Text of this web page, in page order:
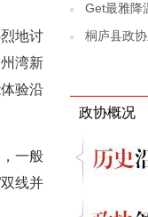
地讨
湾新
验沿
一般
线并
Get最雅降
桐庐县政
政协概况